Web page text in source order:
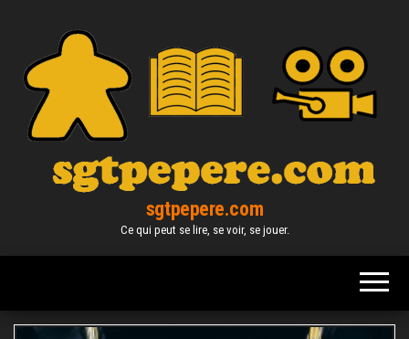
content
sgtpepere.com
Ce qui peut se lire, se voir, se jouer.